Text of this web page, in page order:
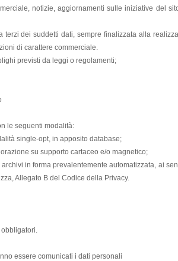
notizie, aggiornamenti sulle iniziative del
terzi dei suddetti dati, sempre finalizzata alla
di carattere commerciale.
previsti da leggi o regolamenti;
le seguenti modalità:
single-opt, in apposito database;
su supporto cartaceo e/o magnetico;
in forma prevalentemente automatizzata, ai
Allegato B del Codice della Privacy.
essere comunicati i dati personali